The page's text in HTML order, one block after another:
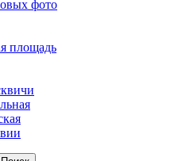
фото
площадь